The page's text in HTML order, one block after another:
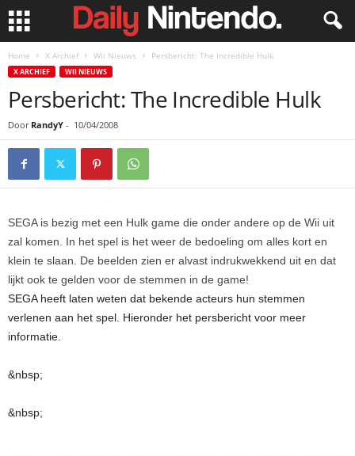
Home X Archief Wii Nieuws Persbericht: The Incredible Hulk
X ARCHIEF WII NIEUWS
Persbericht: The Incredible Hulk
Door RandyY - 10/04/2008
SEGA is bezig met een Hulk game die onder andere op de Wii uit
zal komen. In het spel is het weer de bedoeling om alles kort en
klein te slaan. De beelden zien er alvast indrukwekkend uit en dat
lijkt ook te gelden voor de stemmen in de game!
SEGA heeft laten weten dat bekende acteurs hun stemmen
verlenen aan het spel. Hieronder het persbericht voor meer
informatie.
&nbsp;
&nbsp;